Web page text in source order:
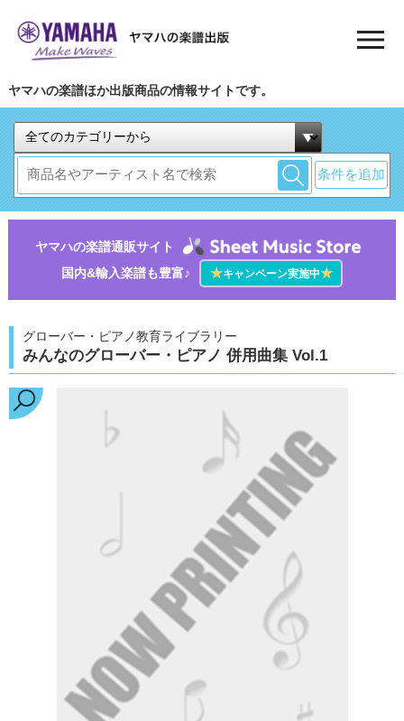
ヤマハの楽譜ほか出版商品の情報サイトです。
条件を追加
ヤマハの楽譜通販サイト
国内&輸入楽譜も豊富♪
★キャンペーン実施中★
グローバー・ピアノ教育ライブラリー
みんなのグローバー・ピアノ 併用曲集 Vol.1